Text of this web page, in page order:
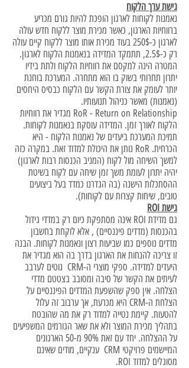
גישת ערך הלקוח
נאמנות לקוחות לארגון הופכת להיות גורם מכריע
ברווחיות הארגון, כאשר מכירת מוצר ללקוח חדש עולה
לארגון כ-250$ בעוד מכירת אותו מוצר ללקוח קיים עולה
רק כ-2.5$, תתמקד המדידה בנאמנות הלקוח לארגון.
המטרה הינה למקסם את רווחיות הלקוח ולתת בידיו
יתרון תחרותי בשוק בו הוא מתחרה. המערכת בוחנת
יותר לעומק את צורת הקשר עם הלקוח כבסיס היחסים
(נאמנות) מאשר כניהול תנועותיו.
RoR - Return on Relationship מגדיר את רווחיות
הלקוח לאורך זמן. המדידה עוסקת בנאמנות לקוחות.
תמיכת המערכת ביעדים של נאמנות הלקוח - היא
הכרחית. RoR נותן את היכולת למדוד זאת. במקרה כזה
למשך השיחה מול לקוח (המניב הכנסות רבות לארגון)
יהיה יתרון לעומת משך זמן שיחה עם לקוח בשיטת
ההסתכלות הישנה (בה הגדרנו כמדד בעל ביצועים
טובים, שיחות קצרות עם לקוחות).
גישת ROI
גם מדידת ROI אינה מסתפקת כיום רק במדדי גידול
בהכנסות (מדדים פיננסיים) , אלא לוקחת בחשבון
מדדים נוספים כמו שביעות רצון ונאמנות לקוחות. הבנה
זו צריכה להנחות את הארגון בדרך בה הוא מגדיר את
היעדים למדידה. ספקי מוצרי ה-CRM נוטים לערבב
לעיתים את הקשר של סיבה ומסובב בצטטם מדדי
הצלחה. אין ספק שהשפעת המדדים הפיננסיים על
הצלחת ה-CRM היא מכרעת, אך ערבוב זה עלול
להטעות. קיימת נטייה למדוד רק את מה שהובטח
בתהליך מכירת המוצר ולא את שאר הגורמים המשפיעים
על ההצלחה. יחד עם זאת 90% מ-50 הארגונים
המיישמים פרויקטי CRM ענקיים, מודים שאינם
מסוגלים למדוד ROI.